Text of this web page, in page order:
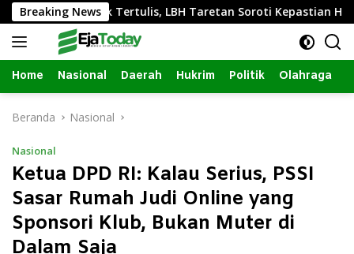
Langsung
ke
konten
Breaking News
Tak Tertulis, LBH Taretan Soroti Kepastian Hukum
Home Nasional Daerah Hukrim Politik Olahraga
Beranda Nasional
Nasional
Ketua DPD RI: Kalau Serius, PSSI
Sasar Rumah Judi Online yang
Sponsori Klub, Bukan Muter di
Dalam Saja